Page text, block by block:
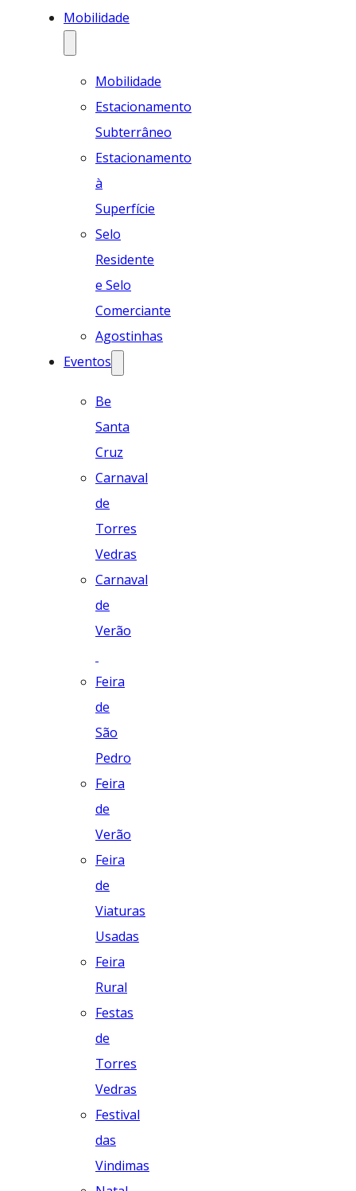
Mobilidade
Mobilidade
Estacionamento
Subterrâneo
Estacionamento
à
Superfície
Selo
Residente
e Selo
Comerciante
Agostinhas
Eventos
Be
Santa
Cruz
Carnaval
de
Torres
Vedras
Carnaval
de
Verão
Feira
de
São
Pedro
Feira
de
Verão
Feira
de
Viaturas
Usadas
Feira
Rural
Festas
de
Torres
Vedras
Festival
das
Vindimas